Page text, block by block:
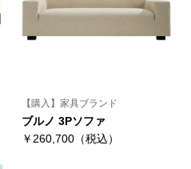
【購入】家具ブランド
ブルノ 3Pソファ
￥260,700（税込）